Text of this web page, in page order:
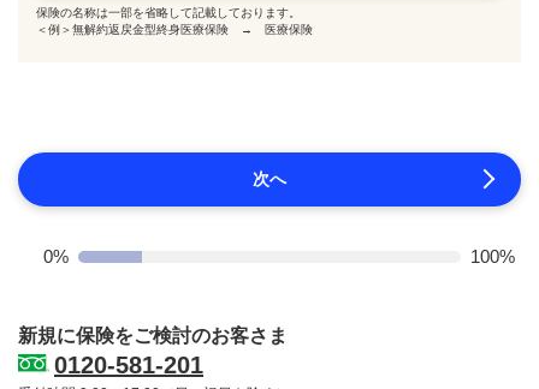
保険の名称は一部を省略して記載しております。
＜例＞無解約返戻金型終身医療保険 → 医療保険
次へ
0% 100%
新規に保険をご検討のお客さま
0120-581-201